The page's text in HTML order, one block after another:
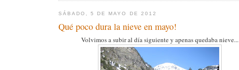
SÁBADO, 5 DE MAYO DE 2012
Qué poco dura la nieve en mayo!
Volvimos a subir al día siguiente y apenas quedaba nieve...